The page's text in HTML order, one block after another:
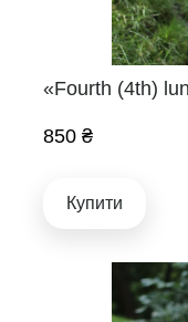
«Fourth (4th)
850 ₴
Купити